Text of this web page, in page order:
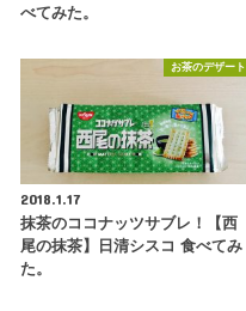
べてみた。
お茶のデザート
2018.1.17
抹茶のココナッツサブレ！【西
尾の抹茶】日清シスコ 食べてみ
た。